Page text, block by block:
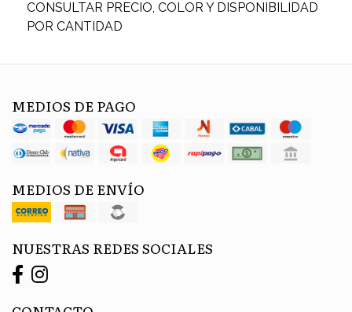
CONSULTAR PRECIO, COLOR Y DISPONIBILIDAD
POR CANTIDAD
MEDIOS DE PAGO
MEDIOS DE ENVÍO
NUESTRAS REDES SOCIALES